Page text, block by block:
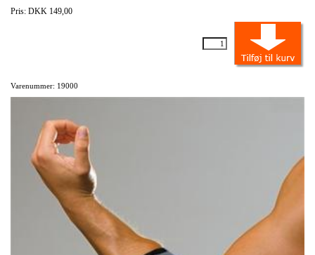
Pris: DKK 149,00
Varenummer: 19000